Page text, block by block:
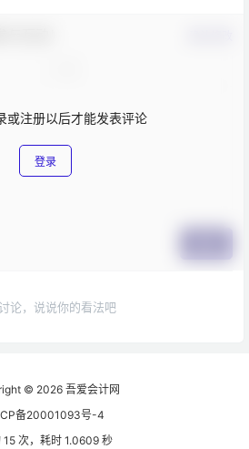
或注册以后才能发表评论
登录
论，说说你的看法吧
© 2026 吾爱会计网
备20001093号-4
15 次，耗时 1.0609 秒